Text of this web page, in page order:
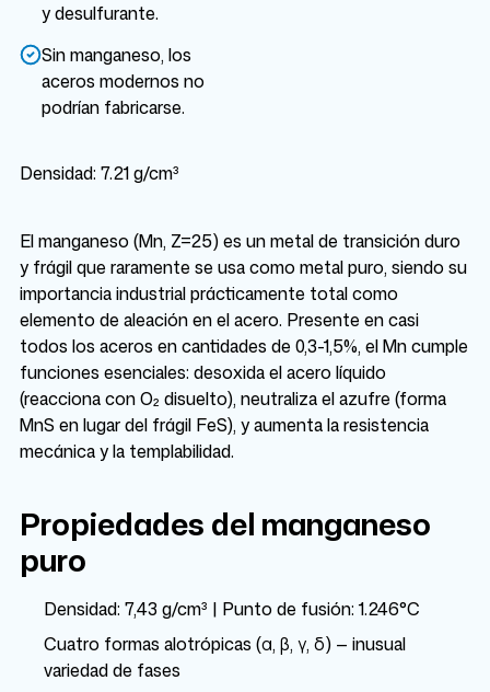
y desulfurante.
Sin manganeso, los
aceros modernos no
podrían fabricarse.
Densidad: 7.21 g/cm³
El manganeso (Mn, Z=25) es un metal de transición duro
y frágil que raramente se usa como metal puro, siendo su
importancia industrial prácticamente total como
elemento de aleación en el acero. Presente en casi
todos los aceros en cantidades de 0,3-1,5%, el Mn cumple
funciones esenciales: desoxida el acero líquido
(reacciona con O₂ disuelto), neutraliza el azufre (forma
MnS en lugar del frágil FeS), y aumenta la resistencia
mecánica y la templabilidad.
Propiedades del manganeso
puro
Densidad: 7,43 g/cm³ | Punto de fusión: 1.246°C
Cuatro formas alotrópicas (α, β, γ, δ) — inusual
variedad de fases